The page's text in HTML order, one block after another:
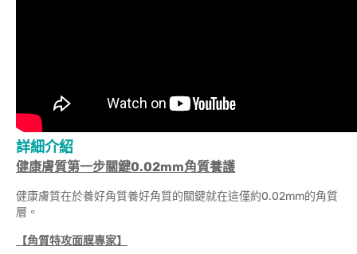
詳細介紹
健康膚質第一步關鍵0.02mm角質養護
健康膚質在於養好角質養好角質的關鍵就在這僅約0.02mm的角質
層。
【角質特攻面膜專家】